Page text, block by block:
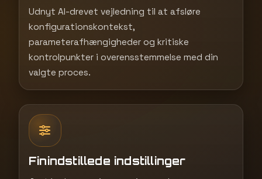
Udnyt AI-drevet vejledning til at afsløre
konfigurationskontekst,
parameterafhængigheder og kritiske
kontrolpunkter i overensstemmelse med din
valgte proces.
Finindstillede indstillinger